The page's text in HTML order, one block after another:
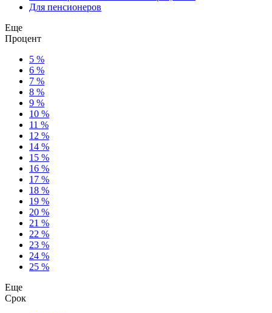
Для пенсионеров
Еще
Процент
5 %
6 %
7 %
8 %
9 %
10 %
11 %
12 %
14 %
15 %
16 %
17 %
18 %
19 %
20 %
21 %
22 %
23 %
24 %
25 %
Еще
Срок